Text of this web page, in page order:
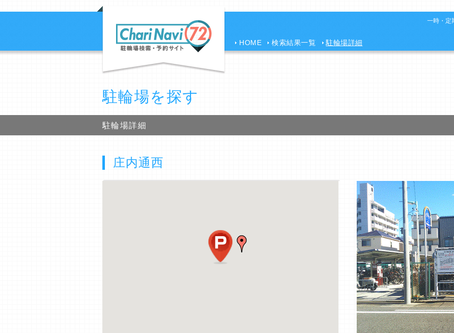
一時・定
HOME 検索結果一覧 駐輪場詳細
駐輪場を探す
駐輪場詳細
庄内通西